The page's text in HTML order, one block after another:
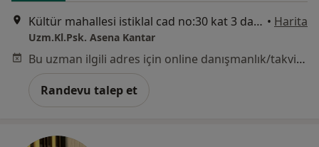
Kültür mahallesi istiklal cad no:30 kat 3 daire 5, İzmir • Harita
Uzm.Kl.Psk. Asena Kantar
Bu uzman ilgili adres için online danışmanlık/takvim sunmuyor.
Randevu talep et